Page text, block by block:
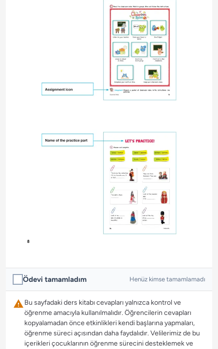
Ödevi tamamladım Henüz kimse tamamlamadı
Bu sayfadaki ders kitabı cevapları yalnızca kontrol ve
öğrenme amacıyla kullanılmalıdır. Öğrencilerin cevapları
kopyalamadan önce etkinlikleri kendi başlarına yapmaları,
öğrenme süreci açısından daha faydalıdır. Velilerimiz de bu
içerikleri çocuklarının öğrenme sürecini desteklemek ve